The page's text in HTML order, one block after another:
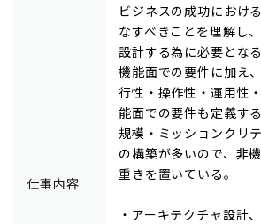
仕事内容
ビジネスの成功におけ
なすべきことを理解し
設計する為に必要とな
機能面での要件に加え
行性・操作性・運用性
能面での要件も定義す
規模・ミッションクリ
の構築が多いので、非
重きを置いている。
・アーキテクチャ設計